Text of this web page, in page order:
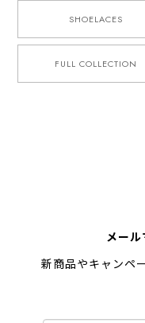
SHOELACES
FULL COLLECTION
メー
新商品やキャンペ